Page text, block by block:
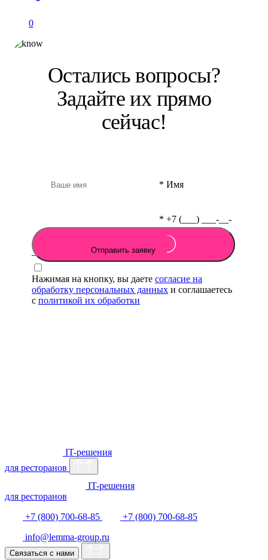
0
Остались вопросы?
Задайте их прямо
сейчас!
* Имя
* +7 (___) ___-__-
__ Отправить заявку
Нажимая на кнопку, вы даете согласие на
обработку персональных данныхи соглашаетесь
с политикой их обработки
IT-решения
для ресторанов
IT-решения
для ресторанов
+7 (800) 700-68-85
+7 (800) 700-68-85
info@lemma-group.ru
Связаться с нами